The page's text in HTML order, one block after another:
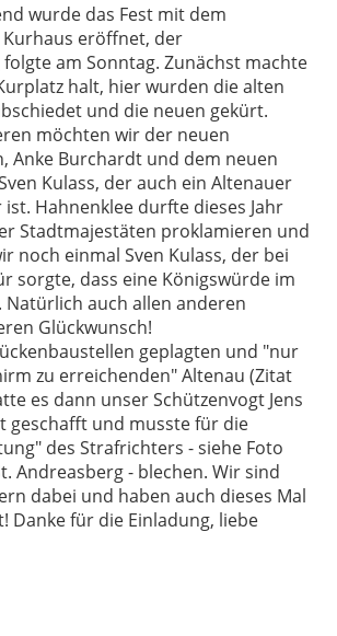
wurde das Fest mit dem
eröffnet, der
am Sonntag. Zunächst machte
halt, hier wurden die alten
und die neuen gekürt.
möchten wir der neuen
Anke Burchardt und dem neuen
Kulass, der auch ein Altenauer
Hahnenklee durfte dieses Jahr
Stadtmajestäten proklamieren und
noch einmal Sven Kulass, der bei
sorgte, dass eine Königswürde im
Natürlich auch allen anderen
Glückwunsch!
geplagten und "nur
zu erreichenden" Altenau (Zitat
es dann unser Schützenvogt Jens
geschafft und musste für die
des Strafrichters - siehe Foto
Andreasberg - blechen. Wir sind
dabei und haben auch dieses Mal
Danke für die Einladung, liebe